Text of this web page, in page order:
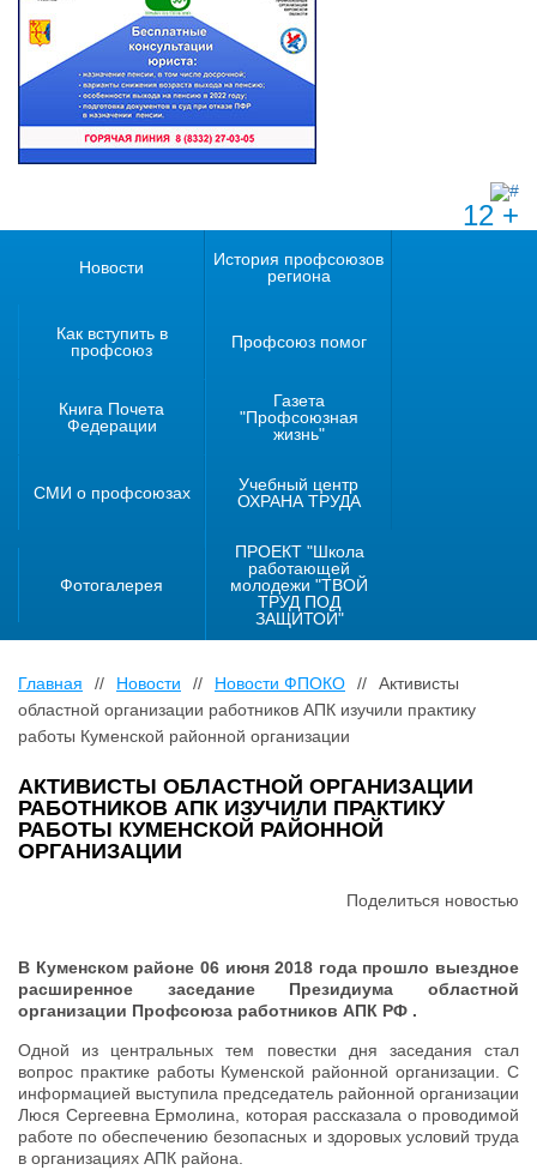
12 +
Новости
История профсоюзов
региона
Как вступить в
профсоюз
Профсоюз помог
Книга Почета
Федерации
Газета
"Профсоюзная
жизнь"
СМИ о профсоюзах
Учебный центр
ОХРАНА ТРУДА
Фотогалерея
ПРОЕКТ "Школа
работающей
молодежи "ТВОЙ
ТРУД ПОД
ЗАЩИТОЙ"
Главная // Новости // Новости ФПОКО //
Активисты
областной организации работников АПК изучили практику
работы Куменской районной организации
АКТИВИСТЫ ОБЛАСТНОЙ ОРГАНИЗАЦИИ
РАБОТНИКОВ АПК ИЗУЧИЛИ ПРАКТИКУ
РАБОТЫ КУМЕНСКОЙ РАЙОННОЙ
ОРГАНИЗАЦИИ
Поделиться новостью
В Куменском районе 06 июня 2018 года прошло выездное
расширенное заседание Президиума областной
организации Профсоюза работников АПК РФ .
Одной из центральных тем повестки дня заседания стал
вопрос практике работы Куменской районной организации. С
информацией выступила председатель районной организации
Люся Сергеевна Ермолина, которая рассказала о проводимой
работе по обеспечению безопасных и здоровых условий труда
в организациях АПК района.